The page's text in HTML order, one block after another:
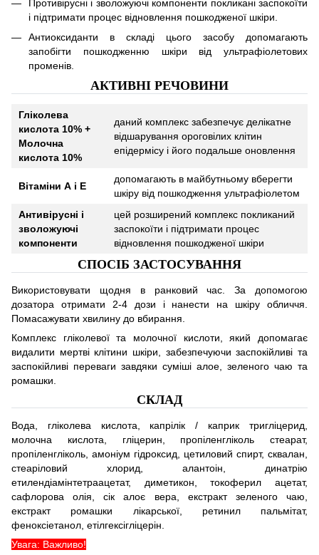
Противірусні і зволожуючі компоненти покликані заспокоїти
і підтримати процес відновлення пошкодженої шкіри.
Антиоксиданти в складі цього засобу допомагають
запобігти пошкодженню шкіри від ультрафіолетових
променів.
АКТИВНІ РЕЧОВИНИ
Гліколева
кислота 10% +
Молочна
кислота 10%
даний комплекс забезпечує делікатне
відшарування ороговілих клітин
епідермісу і його подальше оновлення
Вітаміни А і Е
допомагають в майбутньому вберегти
шкіру від пошкодження ультрафіолетом
Антивірусні і
зволожуючі
компоненти
цей розширений комплекс покликаний
заспокоїти і підтримати процес
відновлення пошкодженої шкіри
СПОСІБ ЗАСТОСУВАННЯ
Використовувати щодня в ранковий час. За допомогою
дозатора отримати 2-4 дози і нанести на шкіру обличчя.
Помасажувати хвилину до вбирання.
Комплекс гліколевої та молочної кислоти, який допомагає
видалити мертві клітини шкіри, забезпечуючи заспокійливі та
заспокійливі переваги завдяки суміші алое, зеленого чаю та
ромашки.
СКЛАД
Вода, гліколева кислота, капрілік / каприк тригліцерид,
молочна кислота, гліцерин, пропіленгліколь стеарат,
пропіленгліколь, амоніум гідроксид, цетиловий спирт, сквалан,
стеаріловий хлорид, алантоін, динатрію
етилендіамінтетраацетат, диметикон, токоферил ацетат,
сафлорова олія, сік алоє вера, екстракт зеленого чаю,
екстракт ромашки лікарської, ретинил пальмітат,
феноксіетанол, етілгексігліцерін.
Увага: Важливо!